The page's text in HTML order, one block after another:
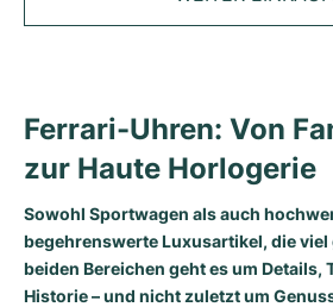
Date
Datejust
Datejust II
Day-Date
Aqua Terra
De Ville
Constellation
Speedmaster
Complications
Aquanaut
Grand Complications
Calatrava
Royal Oak
Royal Oak Offshore
Jules Audemars
Millenary
Santos
Ballon Bleu
Clé
Navitimer
Superocean
Top-Modelle
Black Bay
Alle TAG Heuer Modelle
Top-Modelle
IWC
Alle IWC Modelle
Hublot
KATEGORIEN
Alle Luxusuhrenmarken
Alle Armbänder
Magazin
Ferrari-Uhren: Von
zur Haute Horlogerie
Sowohl Sportwagen als auch
begehrenswerte Luxusartikel, die viel
beiden Bereichen geht es um Details,
Historie – und nicht zuletzt um